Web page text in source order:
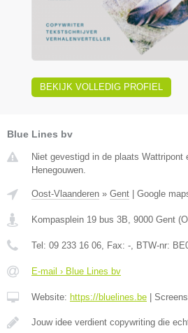
BEKIJK VOLLEDIG PROFIEL
Blue Lines bv
Niet gevestigd in de plaats Wattripont
Henegouwen.
Oost-Vlaanderen » Gent Google
Kompasplein 19 bus 3B, 9000 Gent (
Tel: 09 233 16 06, Fax: -, BTW-nr:
E-mail › Blue Lines bv
Website: https://bluelines.be
Jouw idee verdient copywriting die